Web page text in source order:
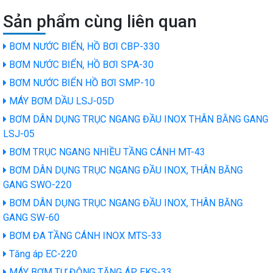
Sản phẩm cùng liên quan
BƠM NƯỚC BIỂN, HỒ BƠI CBP-330
BƠM NƯỚC BIỂN, HỒ BƠI SPA-30
BƠM NƯỚC BIỂN HỒ BƠI SMP-10
MÁY BƠM DẦU LSJ-05D
BƠM DÂN DỤNG TRỤC NGANG ĐẦU INOX THÂN BẰNG GANG
LSJ-05
BƠM TRỤC NGANG NHIỀU TẦNG CÁNH MT-43
BƠM DÂN DỤNG TRỤC NGANG ĐẦU INOX, THÂN BĂNG
GANG SWO-220
BƠM DÂN DỤNG TRỤC NGANG ĐẦU INOX, THÂN BĂNG
GANG SW-60
BƠM ĐA TẦNG CÁNH INOX MTS-33
Tăng áp EC-220